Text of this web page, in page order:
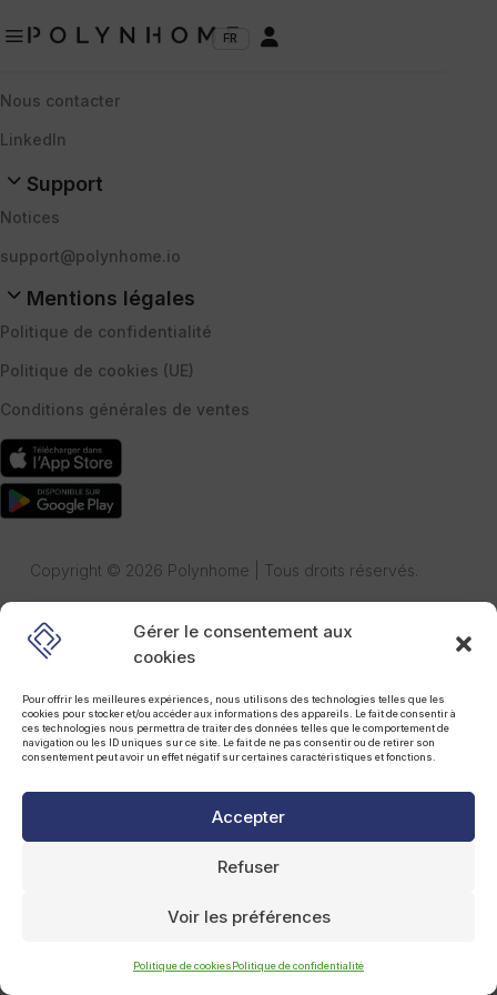
Gérer le consentement aux
cookies
Pour offrir les meilleures expériences, nous utilisons des technologies telles que les
cookies pour stocker et/ou accéder aux informations des appareils. Le fait de consentir à
ces technologies nous permettra de traiter des données telles que le comportement de
navigation ou les ID uniques sur ce site. Le fait de ne pas consentir ou de retirer son
consentement peut avoir un effet négatif sur certaines caractéristiques et fonctions.
Accepter
Refuser
Voir les préférences
Politique de cookiesPolitique de confidentialité
a FR 
Polynhome
Nous contacter
LinkedIn
Support
Notices
support@polynhome.io
Mentions légales
Politique de confidentialité
Politique de cookies (UE)
Conditions générales de ventes
Copyright © 2026 Polynhome | Tous droits réservés.